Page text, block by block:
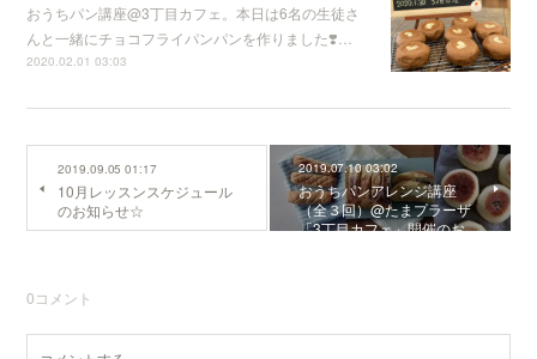
おうちパン講座@3丁目カフェ。本日は6名の生徒さ
んと一緒にチョコフライパンパンを作りました❣️…
2020.02.01 03:03
2019.09.05 01:17
10月レッスンスケジュール
のお知らせ☆
2019.07.10 03:02
おうちパンアレンジ講座
（全３回）@たまプラーザ
「3丁目カフェ」開催のお…
0コメント